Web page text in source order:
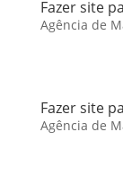
Fazer site
Agência de
Fazer site
Agência de